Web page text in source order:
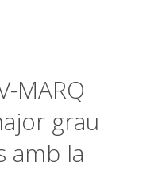
MARQ
grau
amb la